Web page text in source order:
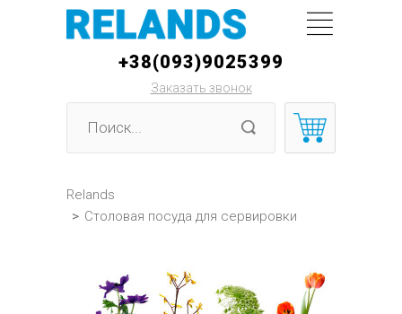
+38(093)9025399
Заказать звонок
Relands
> Столовая посуда для сервировки